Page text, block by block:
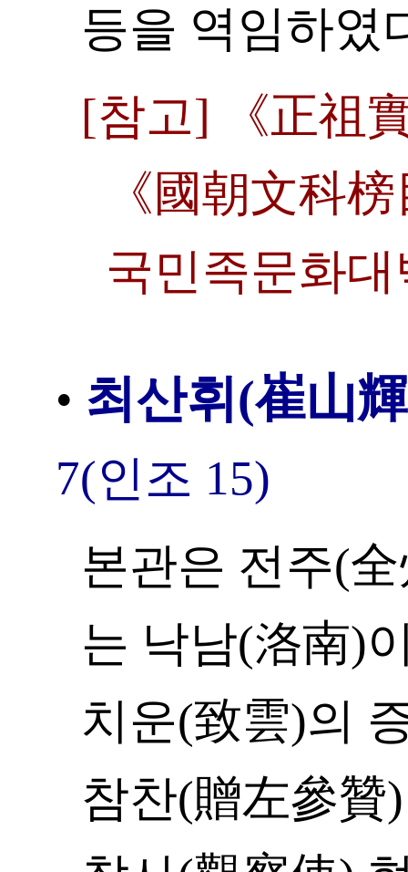
등을 역임하였
[참고] 《正祖
《國朝文科
국민족문화
• 최산휘(崔山
7(인조 15)
본관은 전주(
는 낙남(洛南)
치운(致雲)의
참찬(贈左參贊